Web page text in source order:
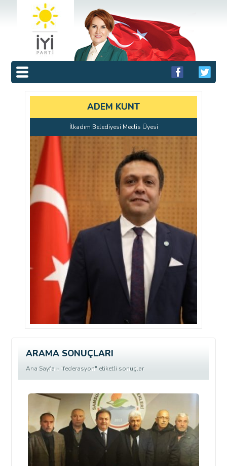
ADEM KUNT
İlkadım Belediyesi Meclis Üyesi
ARAMA SONUÇLARI
Ana Sayfa» "federasyon" etiketli sonuçlar